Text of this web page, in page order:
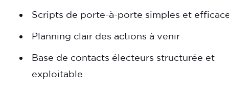
Scripts de porte-à-porte simples et
Planning clair des actions à venir
Base de contacts électeurs structurée et
exploitable